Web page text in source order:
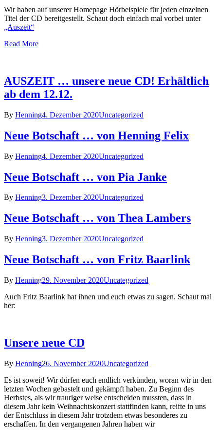
Wir haben auf unserer Homepage Hörbeispiele für jeden einzelnen
Titel der CD bereitgestellt. Schaut doch einfach mal vorbei unter
„Auszeit“
Read More
AUSZEIT … unsere neue CD! Erhältlich
ab dem 12.12.
By Henning4. Dezember 2020Uncategorized
Neue Botschaft … von Henning Felix
By Henning4. Dezember 2020Uncategorized
Neue Botschaft … von Pia Janke
By Henning3. Dezember 2020Uncategorized
Neue Botschaft … von Thea Lambers
By Henning3. Dezember 2020Uncategorized
Neue Botschaft … von Fritz Baarlink
By Henning29. November 2020Uncategorized
Auch Fritz Baarlink hat ihnen und euch etwas zu sagen. Schaut mal
her:
Unsere neue CD
By Henning26. November 2020Uncategorized
Es ist soweit! Wir dürfen euch endlich verkünden, woran wir in den
letzten Wochen gebastelt und gekämpft haben. Zu Beginn des
Herbstes, als wir trauriger weise entscheiden mussten, dass in
diesem Jahr kein Weihnachtskonzert stattfinden kann, reifte in uns
der Entschluss in diesem Jahr trotzdem etwas besonderes zu
erschaffen. In den vergangenen Jahren haben wir